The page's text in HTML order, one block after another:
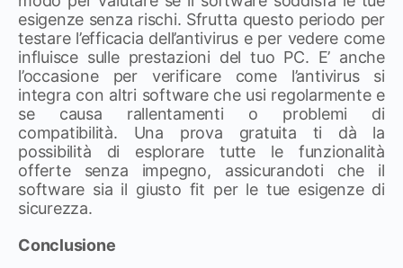
esigenze senza rischi. Sfrutta questo periodo per
testare l’efficacia dell’antivirus e per vedere come
influisce sulle prestazioni del tuo PC. E’ anche
l’occasione per verificare come l’antivirus si
integra con altri software che usi regolarmente e
se causa rallentamenti o problemi di
compatibilità. Una prova gratuita ti dà la
possibilità di esplorare tutte le funzionalità
offerte senza impegno, assicurandoti che il
software sia il giusto fit per le tue esigenze di
sicurezza.
Conclusione